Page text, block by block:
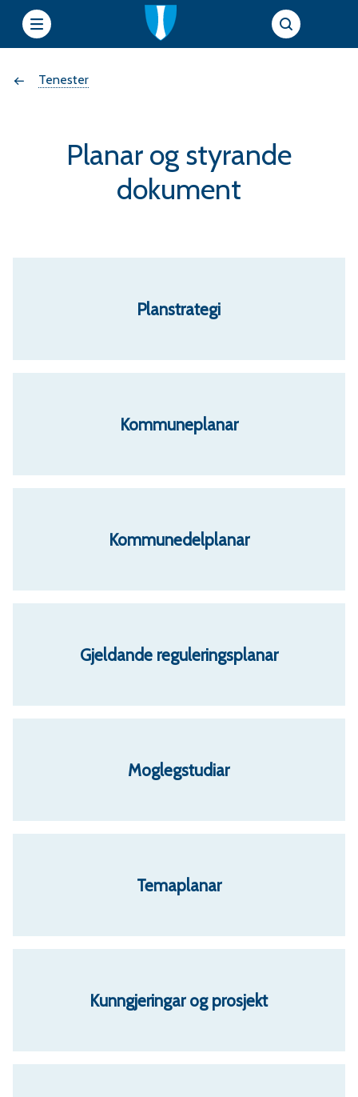
e
r
a
Du
Tenester
Planar og styrande
dokument
Planstrategi
Kommuneplanar
Kommunedelplanar
Gjeldande reguleringsplanar
Moglegstudiar
Temaplanar
Kunngjeringar og prosjekt